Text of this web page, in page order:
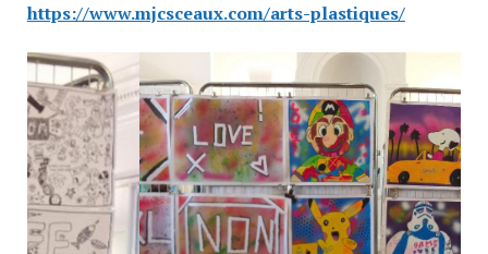
https://www.mjcsceaux.com/arts-plastiques/